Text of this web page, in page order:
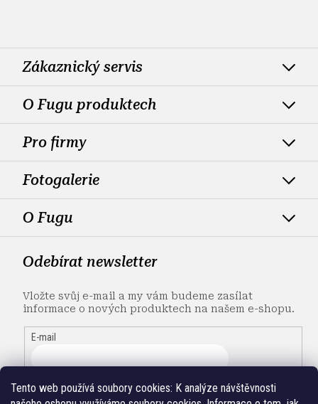
Tento web používá soubory cookies: K analýze návštěvnosti
Zákaznický servis
O Fugu produktech
Pro firmy
Fotogalerie
O Fugu
Odebírat newsletter
Vložte svůj e-mail a my vám budeme zasílat
informace o nových produktech na našem e-shopu.
E-mail